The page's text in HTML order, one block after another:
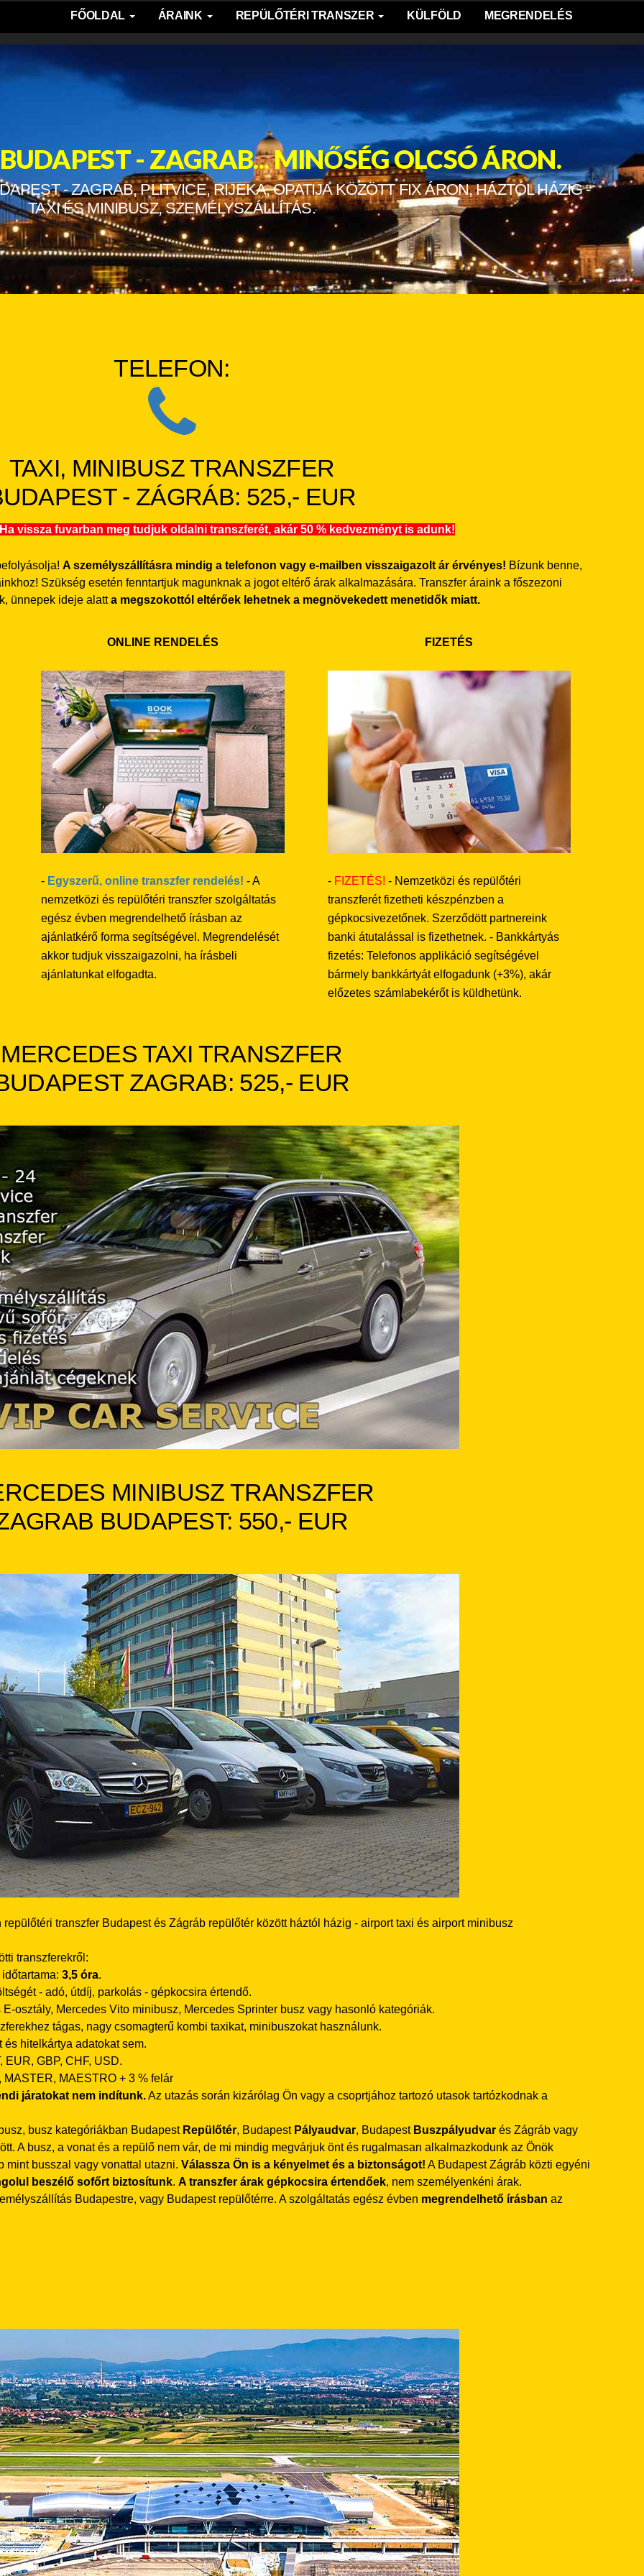
FŐOLDAL ÁRAINK REPÜLŐTÉRI TRANSZER KÜLFÖLD MEGRENDELÉS
- ZAGRAB... MINŐSÉG OLCSÓ ÁRON.
- ZAGRAB, PLITVICE, RIJEKA, OPATIJA KÖZÖTT FIX ÁRON, HÁZTÓL HÁZIG -
TAXI ÉS MINIBUSZ, SZEMÉLYSZÁLLÍTÁS.
TELEFON:
TAXI, MINIBUSZ TRANSZFER
- ZÁGRÁB: 525,- EUR
vissza fuvarban meg tudjuk oldalni transzferét, akár 50 % kedvezményt is adunk!
A személyszállításra mindig a telefonon vagy e-mailben visszaigazolt ár érvényes! Bízunk benne,
Szükség esetén fenntartjuk magunknak a jogot eltérő árak alkalmazására. Transzfer áraink a főszezoni
ünnepek ideje alatta megszokottól eltérőek lehetnek a megnövekedett menetidők miatt.
ONLINE RENDELÉS
- Egyszerű, online transzfer rendelés! - A
nemzetközi és repülőtéri transzfer szolgáltatás
egész évben megrendelhető írásban az
ajánlatkérő forma segítségével. Megrendelését
akkor tudjuk visszaigazolni, ha írásbeli
ajánlatunkat elfogadta.
FIZETÉS
- FIZETÉS! - Nemzetközi és repülőtéri
transzferét fizetheti készpénzben a
gépkocsivezetőnek. Szerződött partnereink
banki átutalással is fizethetnek. - Bankkártyás
fizetés: Telefonos applikáció segítségével
bármely bankkártyát elfogadunk (+3%), akár
előzetes számlabekérőt is küldhetünk.
MERCEDES TAXI TRANSZFER
ZAGRAB: 525,- EUR
MINIBUSZ TRANSZFER
BUDAPEST: 550,- EUR
transzfer Budapest és Zágráb repülőtér között háztól házig - airport taxi és airport minibusz
transzferekről:
3,5 óra.
- adó, útdíj, parkolás - gépkocsira értendő.
E-osztály, Mercedes Vito minibusz, Mercedes Sprinter busz vagy hasonló kategóriák.
tágas, nagy csomagterű kombi taxikat, minibuszokat használunk.
hitelkártya adatokat sem.
GBP, CHF, USD.
MAESTRO + 3 % felár
járatokat nem indítunk.Az utazás során kizárólag Ön vagy a csoprtjához tartozó utasok tartózkodnak a
busz kategóriákban Budapest Repülőtér, Budapest Pályaudvar, Budapest Buszpályudvar és Zágráb vagy
A busz, a vonat és a repülő nem vár, de mi mindig megvárjuk önt és rugalmasan alkalmazkodunk az Önök
mint busszal vagy vonattal utazni. Válassza Ön is a kényelmet és a biztonságot! A Budapest Zágráb közti egyéni
beszélő sofőrt biztosítunk. A transzfer árak gépkocsira értendőek, nem személyenkéni árak.
Budapestre, vagy Budapest repülőtérre. A szolgáltatás egész évben megrendelhető írásban az